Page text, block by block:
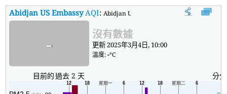
Abidjan US EmbassyAQI:Abidjan US Embassy實時空氣質量指數（
- 沒有數據
更新 2025年3月4日, 10:00
溫度:-°C
目前的過去 2 天 分